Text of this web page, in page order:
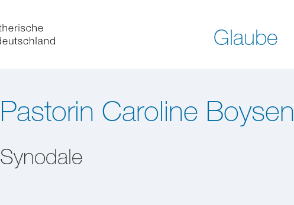
Glaube
Pastorin Caroline Boysen
Synodale